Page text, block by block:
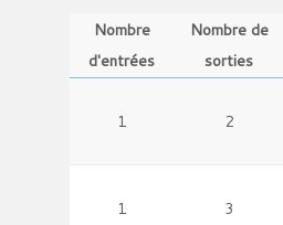
Nombre
d'entrées
Nombre de
sorties
1 2
1 3